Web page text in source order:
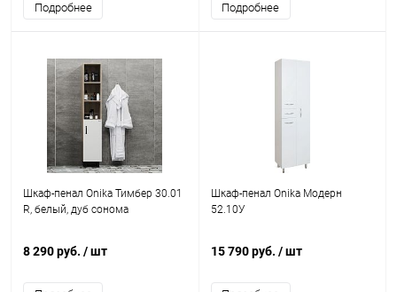
Подробнее Подробнее
Шкаф-пенал Onika Тимбер 30.01
R, белый, дуб сонома
8 290 руб. / шт
Шкаф-пенал Onika Модерн
52.10У
15 790 руб. / шт